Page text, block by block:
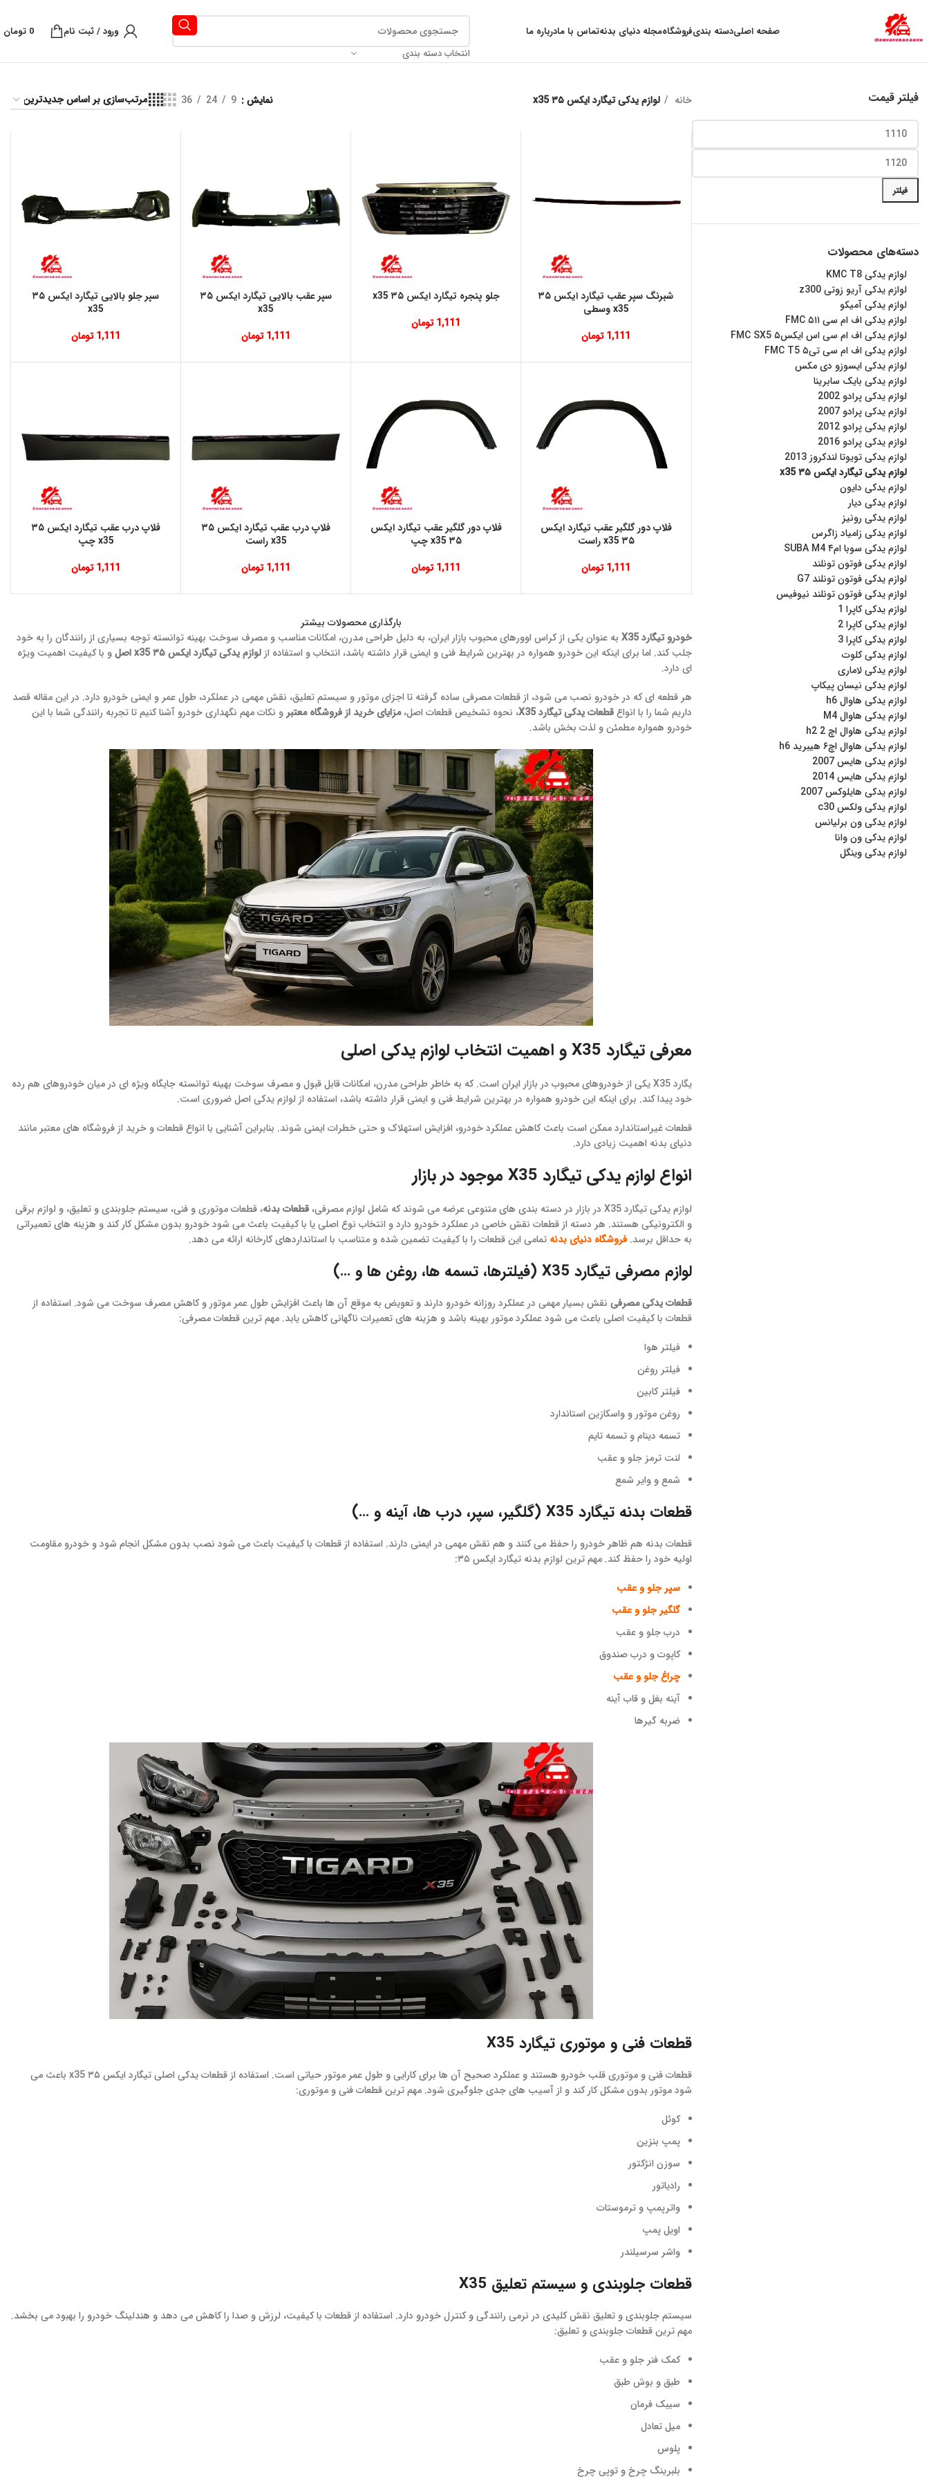
صفحه اصلیدسته بندیفروشگاهمجله دنیای بدنهتماس با مادرباره ما
انتخاب دسته بندی
ورود / ثبت نام 0 تومان
فیلتر قیمت
فیلتر
دسته‌های محصولات
لوازم یدکی KMC T8
لوازم یدکی آریو زوتی z300
لوازم یدکی آمیکو
لوازم یدکی اف ام سی ۵۱۱ FMC
لوازم یدکی اف ام سی اس ایکس۵ FMC SX5
لوازم یدکی اف ام‌ سی تی۵ FMC T5
لوازم یدکی ایسوزو دی مکس
لوازم یدکی بایک سابرینا
لوازم یدکی پرادو 2002
لوازم یدکی پرادو 2007
لوازم یدکی پرادو 2012
لوازم یدکی پرادو 2016
لوازم یدکی تویوتا لندکروز 2013
لوازم یدکی تیگارد ایکس ۳۵ x35
لوازم یدکی دایون
لوازم یدکی دیار
لوازم یدکی رونیز
لوازم یدکی زامیاد زاگرس
لوازم یدکی سوبا ام۴ SUBA M4
لوازم یدکی فوتون تونلند
لوازم یدکی فوتون تونلند G7
لوازم یدکی فوتون تونلند نیوفیس
لوازم یدکی کاپرا 1
لوازم یدکی کاپرا 2
لوازم یدکی کاپرا 3
لوازم یدکی کلوت
لوازم یدکی لاماری
لوازم یدکی نیسان پیکاپ
لوازم یدکی هاوال h6
لوازم یدکی هاوال M4
لوازم یدکی هاوال اچ 2 h2
لوازم یدکی هاوال اچ۶ هیبرید h6
لوازم یدکی هایس 2007
لوازم یدکی هایس 2014
لوازم یدکی هایلوکس 2007
لوازم یدکی ولکس c30
لوازم یدکی ون برلیانس
لوازم یدکی ون وانا
لوازم یدکی وینگل
خانه لوازم یدکی تیگارد ایکس ۳۵ x35 نمایش 9
24
36
شبرنگ سپر عقب تیگارد ایکس ۳۵
x35 وسطی
1,111 تومان
جلو پنجره تیگارد ایکس ۳۵ x35
1,111 تومان
سپر عقب بالایی تیگارد ایکس ۳۵
x35
1,111 تومان
سپر جلو بالایی تیگارد ایکس ۳۵
x35
1,111 تومان
فلاپ دور گلگیر عقب تیگارد ایکس
۳۵ x35 راست
1,111 تومان
فلاپ دور گلگیر عقب تیگارد ایکس
۳۵ x35 چپ
1,111 تومان
فلاپ درب عقب تیگارد ایکس ۳۵
x35 راست
1,111 تومان
فلاپ درب عقب تیگارد ایکس ۳۵
x35 چپ
1,111 تومان
بارگذاری محصولات بیشتر
خودرو تیگارد X35
به عنوان یکی از کراس اوورهای محبوب بازار ایران، به دلیل طراحی مدرن، امکانات مناسب و مصرف سوخت بهینه توانسته توجه بسیاری از رانندگان را به خود
جلب کند. اما برای اینکه این خودرو همواره در بهترین شرایط فنی و ایمنی قرار داشته باشد، انتخاب و استفاده ازلوازم یدکی تیگارد ایکس ۳۵ x35 اصل
و با کیفیت اهمیت ویژه
ای دارد.
هر قطعه ای که در خودرو نصب می شود، از قطعات مصرفی ساده گرفته تا اجزای موتور و سیستم تعلیق، نقش مهمی در عملکرد، طول عمر و ایمنی خودرو دارد. در این مقاله قصد
داریم شما را با انواعقطعات یدکی تیگارد X35 ، نحوه تشخیص قطعات اصل،مزایای خرید از فروشگاه معتبر و نکات مهم نگهداری خودرو آشنا کنیم تا تجربه رانندگی شما با این
خودرو همواره مطمئن و لذت بخش باشد.
معرفی تیگارد X35 و اهمیت انتخاب لوازم یدکی اصلی
یگارد X35 یکی از خودروهای محبوب در بازار ایران است. که به خاطر طراحی مدرن، امکانات قابل قبول و مصرف سوخت بهینه توانسته جایگاه ویژه ای در میان خودروهای هم رده
خود پیدا کند. برای اینکه این خودرو همواره در بهترین شرایط فنی و ایمنی قرار داشته باشد، استفاده از لوازم یدکی اصل ضروری است.
قطعات غیراستاندارد ممکن است باعث کاهش عملکرد خودرو، افزایش استهلاک و حتی خطرات ایمنی شوند. بنابراین آشنایی با انواع قطعات و خرید از فروشگاه های معتبر مانند
دنیای بدنه اهمیت زیادی دارد.
انواع لوازم یدکی تیگارد X35 موجود در بازار
لوازم یدکی تیگارد X35 در بازار در دسته بندی های متنوعی عرضه می شوند که شامل لوازم مصرفی، قطعات بدنه، قطعات موتوری و فنی، سیستم جلوبندی و تعلیق، و لوازم برقی
و الکترونیکی هستند. هر دسته از قطعات نقش خاصی در عملکرد خودرو دارد و انتخاب نوع اصلی یا با کیفیت باعث می شود خودرو بدون مشکل کار کند و هزینه های تعمیراتی
به حداقل برسد.فروشگاه دنیای بدنه تمامی این قطعات را با کیفیت تضمین شده و متناسب با استانداردهای کارخانه ارائه می دهد.
لوازم مصرفی تیگارد X35 (فیلترها، تسمه ها، روغن ها و …)
قطعات یدکی مصرفی نقش بسیار مهمی در عملکرد روزانه خودرو دارند و تعویض به موقع آن ها باعث افزایش طول عمر موتور و کاهش مصرف سوخت می شود. استفاده از
قطعات با کیفیت اصلی باعث می شود عملکرد موتور بهینه باشد و هزینه های تعمیرات ناگهانی کاهش یابد. مهم ترین قطعات مصرفی:
فیلتر هوا
فیلتر روغن
فیلتر کابین
روغن موتور و واسکازین استاندارد
تسمه دینام و تسمه تایم
لنت ترمز جلو و عقب
شمع و وایر شمع
قطعات بدنه تیگارد X35 (گلگیر، سپر، درب ها، آینه و …)
قطعات بدنه هم ظاهر خودرو را حفظ می کنند و هم نقش مهمی در ایمنی دارند. استفاده از قطعات با کیفیت باعث می شود نصب بدون مشکل انجام شود و خودرو مقاومت
اولیه خود را حفظ کند. مهم ترین لوازم بدنه تیگارد ایکس ۳۵:
سپر جلو و عقب
گلگیر جلو و عقب
درب جلو و عقب
کاپوت و درب صندوق
چراغ جلو و عقب
آینه بغل و قاب آینه
ضربه گیرها
قطعات فنی و موتوری تیگارد X35
قطعات فنی و موتوری قلب خودرو هستند و عملکرد صحیح آن ها برای کارایی و طول عمر موتور حیاتی است. استفاده از قطعات یدکی اصلی تیگارد ایکس ۳۵ x35 باعث می
شود موتور بدون مشکل کار کند و از آسیب های جدی جلوگیری شود. مهم ترین قطعات فنی و موتوری:
کوئل
پمپ بنزین
سوزن انژکتور
رادیاتور
واترپمپ و ترموستات
اویل پمپ
واشر سرسیلندر
قطعات جلوبندی و سیستم تعلیق X35
سیستم جلوبندی و تعلیق نقش کلیدی در نرمی رانندگی و کنترل خودرو دارد. استفاده از قطعات با کیفیت، لرزش و صدا را کاهش می دهد و هندلینگ خودرو را بهبود می بخشد.
مهم ترین قطعات جلوبندی و تعلیق:
کمک فنر جلو و عقب
طبق و بوش طبق
سیبک فرمان
میل تعادل
پلوس
بلبرینگ چرخ و توپی چرخ
به علت نوسان ارز ، لطفا قبل از خرید تماس بگیرید.